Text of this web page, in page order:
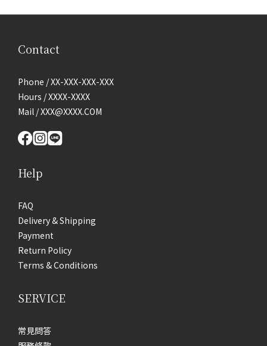
Contact
Phone / XX-XXX-XXX-XXX
Hours / XXXX-XXXX
Mail / XXX@XXXX.COM
Help
FAQ
Delivery & Shipping
Payment
Return Policy
Terms & Conditions
SERVICE
常見問答